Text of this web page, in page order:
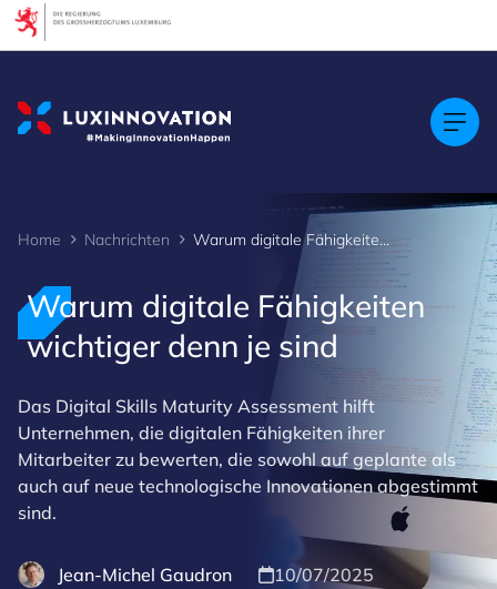
Home Nachrichten Warum digitale Fähigkeiten wichtiger denn je sind
Warum digitale Fähigkeiten
wichtiger denn je sind
Das Digital Skills Maturity Assessment hilft
Unternehmen, die digitalen Fähigkeiten ihrer
Mitarbeiter zu bewerten, die sowohl auf geplante als
auch auf neue technologische Innovationen abgestimmt
sind.
Jean-Michel Gaudron 10/07/2025
Cookies management panel